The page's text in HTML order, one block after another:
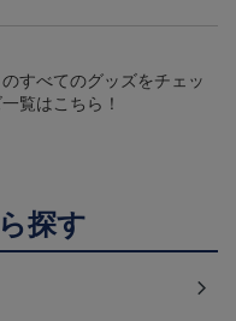
すべてのグッズをチェッ
覧はこちら！
探す